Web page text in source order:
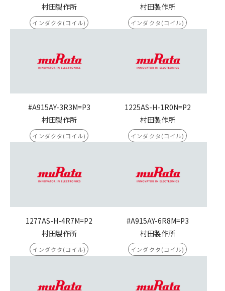
村田製作所
インダクタ(コイル)
村田製作所
インダクタ(コイル)
#A915AY-3R3M=P3
村田製作所
インダクタ(コイル)
1225AS-H-1R0N=P2
村田製作所
インダクタ(コイル)
1277AS-H-4R7M=P2
村田製作所
インダクタ(コイル)
#A915AY-6R8M=P3
村田製作所
インダクタ(コイル)